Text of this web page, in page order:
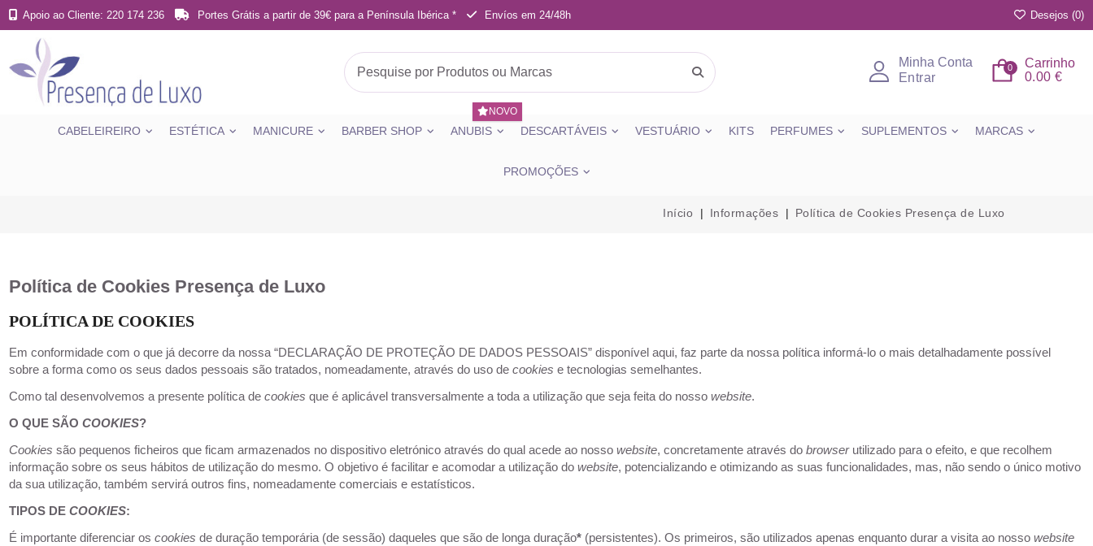
Apoio ao Cliente: 220 174 236 Portes Grátis a partir de 39€ para a Península Ibérica * Envíos em 24/48h Desejos (0)
Minha Conta
Entrar
Carrinho
0
0.00 €
CABELEIREIRO ESTÉTICA MANICURE BARBER SHOP ANUBIS
NOVO
DESCARTÁVEIS VESTUÁRIO KITS PERFUMES SUPLEMENTOS MARCAS
PROMOÇÕES
Início Informações Política de Cookies Presença de Luxo
Política de Cookies Presença de Luxo
POLÍTICA DE COOKIES
Em conformidade com o que já decorre da nossa “DECLARAÇÃO DE PROTEÇÃO DE DADOS PESSOAIS” disponívelaqui, faz parte da nossa política informá-lo o mais detalhadamente possível
sobre a forma como os seus dados pessoais são tratados, nomeadamente, através do uso decookies e tecnologias semelhantes.
Como tal desenvolvemos a presente política decookiesque é aplicável transversalmente a toda a utilização que seja feita do nossowebsite.
O QUE SÃOCOOKIES?
Cookies são pequenos ficheiros que ficam armazenados no dispositivo eletrónico através do qual acede ao nossowebsite, concretamente através dobrowserutilizado para o efeito, e que recolhem
informação sobre os seus hábitos de utilização do mesmo. O objetivo é facilitar e acomodar a utilização dowebsite, potencializando e otimizando as suas funcionalidades, mas, não sendo o único motivo
da sua utilização, também servirá outros fins, nomeadamente comerciais e estatísticos.
TIPOS DECOOKIES:
É importante diferenciar oscookiesde duração temporária (de sessão) daqueles que são de longa duração* (persistentes). Os primeiros, são utilizados apenas enquanto durar a visita ao nossowebsite